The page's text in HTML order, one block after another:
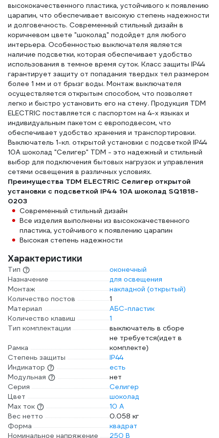
высококачественного пластика, устойчивого к появлению
царапин, что обеспечивает высокую степень надежности
и долговечность. Современный стильный дизайн в
коричневом цвете "шоколад" подойдет для любого
интерьера. Особенностью выключателя является
наличие подсветки, которая обеспечивает удобство
использования в темное время суток. Класс защиты IP44
гарантирует защиту от попадания твердых тел размером
более 1 мм и от брызг воды. Монтаж выключателя
осуществляется открытым способом, что позволяет
легко и быстро установить его на стену. Продукция TDM
ЕLECTRIC поставляется с паспортом на 4-х языках и
индивидуальным пакетом с европодвесом, что
обеспечивает удобство хранения и транспортировки.
Выключатель 1-кл. открытой установки с подсветкой IP44
10А шоколад "Селигер" TDM - это надежный и стильный
выбор для подключения бытовых нагрузок и управления
сетями освещения в различных условиях.
Преимущества TDM ELECTRIC Селигер открытой
установки с подсветкой IP44 10А шоколад SQ1818-
0203
Современный стильный дизайн
Все изделия выполнены из высококачественного
пластика, устойчивого к появлению царапин
Высокая степень надежности
Характеристики
Тип
оконечный
Назначение
для освещения
Монтаж
накладной (открытый)
Количество постов
1
Материал
АБС-пластик
Количество клавиш
1
Тип комплектации
выключатель в сборе
Рамка
не требуется(идет в
комплекте)
Степень защиты
IP44
Индикатор
есть
Модульная
нет
Серия
Селигер
Цвет
шоколад
Max ток
10 А
Вес нетто
0.058 кг
Форма
квадрат
Номинальное напряжение
250 В